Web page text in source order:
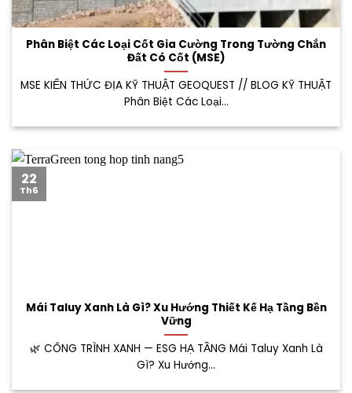
Phân Biệt Các Loại Cốt Gia Cường Trong Tường Chắn
Đất Có Cốt (MSE)
MSE KIẾN THỨC ĐỊA KỸ THUẬT GEOQUEST // BLOG KỸ THUẬT
Phân Biệt Các Loại...
Mái Taluy Xanh Là Gì? Xu Hướng Thiết Kế Hạ Tầng Bền
Vững
🌿 CÔNG TRÌNH XANH — ESG HẠ TẦNG Mái Taluy Xanh Là
Gì? Xu Hướng...
22
Th6